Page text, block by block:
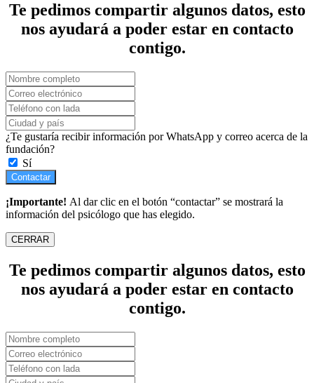
Te pedimos compartir algunos datos, esto
nos ayudará a poder estar en contacto
contigo.
¿Te gustaría recibir información por WhatsApp y correo acerca de la
fundación?
Sí
Contactar
¡Importante! Al dar clic en el botón “contactar” se mostrará la
información del psicólogo que has elegido.
CERRAR
Te pedimos compartir algunos datos, esto
nos ayudará a poder estar en contacto
contigo.